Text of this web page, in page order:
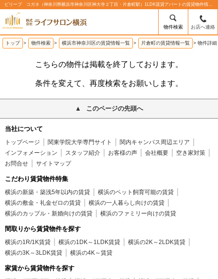
ビリーブ コガネ（神奈川県横浜市神奈川区神大寺２丁目・片倉町駅）1LDK賃貸アパートの賃貸物件情報%% | 株式会社ライフサロン横浜
物件検索 お店へ連絡
トップ > 物件検索 > 横浜市神奈川区の賃貸情報一覧 > 片倉町の賃貸情報一覧 > 物件詳細
こちらの物件は掲載を終了しております。
条件を変えて、再度検索をお願いします。
このページの先頭へ
当社について
トップページ 関東学院大学専門サイト
関内キャンパス周辺エリア
インフォメーション
スタッフ紹介 お客様の声 会社概要
空き家対策
お問合せ
サイトマップ
こだわり賃貸物件特集
横浜の新築・築浅5年以内の賃貸
横浜のペット飼育可能の賃貸
横浜の敷金・礼金ゼロの賃貸
横浜の一人暮らし向けの賃貸
横浜のカップル・新婚向けの賃貸
横浜のファミリー向けの賃貸
間取りから賃貸物件を探す
横浜の1R/1K賃貸 横浜の1DK～1LDK賃貸
横浜の2K～2LDK賃貸
横浜の3K～3LDK賃貸
横浜の4K～賃貸
家賃から賃貸物件を探す